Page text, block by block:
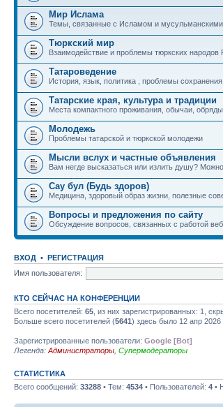
Мир Ислама
Темы, связанные с Исламом и мусульманскими
Тюркский мир
Взаимодействие и проблемы тюркских
Татароведение
История, язык, политика , проблемы сохранения
Татарские края, культура и традиции
Места компактного проживания, обычаи,
Молодежь
Проблемы татарской и тюркской молодежи
Мысли вслух и частные объявления
Вам негде высказаться или излить душу? Можно
Сау бул (Будь здоров)
Медицина, здоровый образ жизни, полезные
Вопросы и предложения по сайту
Обсуждение вопросов, связанных с работой
ВХОД • РЕГИСТРАЦИЯ
Имя пользователя:
КТО СЕЙЧАС НА КОНФЕРЕНЦИИ
Всего посетителей: 65 , из них зарегистрированных: 1,
Больше всего посетителей (5641) здесь было 12 апр 2026
Зарегистрированные пользователи: Google [Bot]
Легенда: Администраторы Супермодераторы
СТАТИСТИКА
Всего сообщений: 33288 • Тем: 4534 • Пользователей: 4 •